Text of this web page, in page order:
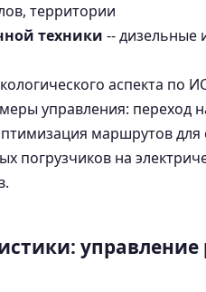
территории
техники -- дизельные
аспекта по
управления: переход
маршрутов
погрузчиков на